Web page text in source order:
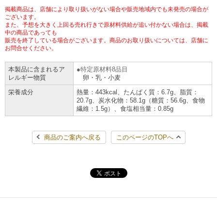
ニンテンドー・ダウンロードカード
スキャン
ファクス
チケット
セブン銀行ATM
ご利用可能なお支払い方法
各種料金のお支払い
チケットぴあ
イープラス
CNプレイガイド
タワーレコード
セブンネットショッピング
停電時のサービス停止のお知らせ
貸借対照表・損益計算書
沿革
国内店舗数
セブン‐イレブンの海外事業
サステナビリティ推進体制
GREEN CHALLENGE 2050
4VISIONS
サステナビリティニュース
サステナビリティレポート
アルバイト情報 採用情報
店舗検索
ネットショッピング
お問い合わせ
Language
English (Corporate)
English (Services)
简体中文(服务)
한국어(서비스)
掲載商品は、店舗により取り扱いがない場合や販売地域内でも未発売の場合が
ございます。
また、予想を大きく上回る売れ行きで原材料供給が追い付かない場合は、掲載
中の商品であっても
販売を終了している場合がございます。商品のお取り扱いについては、店舗に
お問合せください。
本製品に含まれるア
レルギー物質
特定原材料8品目
卵・乳・小麦
栄養成分
熱量：443kcal、たんぱく質：6.7g、脂質：
20.7g、炭水化物：58.1g（糖質：56.6g、食物
繊維：1.5g）、食塩相当量：0.85g
商品のご案内へ戻る このページのTOPへ